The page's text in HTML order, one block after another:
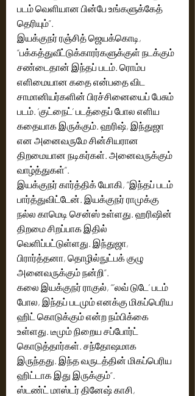
படம் வெளியான பின்பே உங்களுக்கேத்
தெரியும்”.
இயக்குநர் ரஞ்சித் ஜெயக்கொடி,
“பக்கத்துவீட்டுக்காரர்களுக்குள் நடக்கும்
சண்டைதான் இந்தப் படம். ரொம்ப
எளிமையான கதை என்பதை விட
சாமானியர்களின் பிரச்சினையைப் பேசும்
படம். ‘குட்நைட்’ படத்தைப் போல எளிய
கதையாக இருக்கும். ஹரிஷ், இந்துஜா
என அனைவருமே சின்சியரான
திறமையான நடிகர்கள். அனைவருக்கும்
வாழ்த்துகள்”.
இயக்குநர் கார்த்திக் யோகி, “இந்தப் படம்
பார்த்துவிட்டேன். இயக்குநர் ராமுக்கு
நல்ல காமெடி சென்ஸ் உள்ளது. ஹரிஷின்
திறமை சிறப்பாக இதில்
வெளிப்பட்டுள்ளது. இந்துஜா,
பிரார்த்தனா, தொழில்நுட்பக் குழு
அனைவருக்கும் நன்றி”.
கலை இயக்குநர் ராகுல், “’லவ் டுடே’ படம்
போல, இந்தப் படமும் எனக்கு மிகப்பெரிய
ஹிட் கொடுக்கும் என்ற நம்பிக்கை
உள்ளது. டீமும் நிறைய சப்போர்ட்
கொடுத்தார்கள். சந்தோஷமாக
இருந்தது. இந்த வருடத்தின் மிகப்பெரிய
ஹிட்டாக இது இருக்கும்”.
ஸ்டண்ட் மாஸ்டர் தினேஷ் காசி,